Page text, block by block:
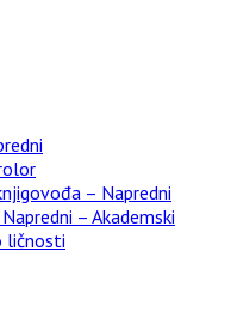
– Napredni
– Akademski
ličnosti